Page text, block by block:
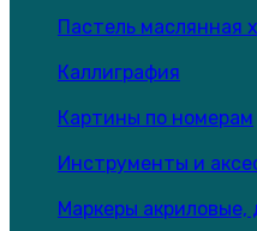
Пастель маслянная
Каллиграфия
Картины по номерам
Инструменты и
Маркеры акриловые,